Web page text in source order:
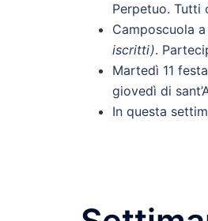
Perpetuo. Tutti
Camposcuola
iscritti).
Martedì 11
giovedì di
In questa